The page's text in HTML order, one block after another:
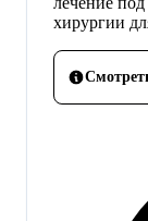
хирургии